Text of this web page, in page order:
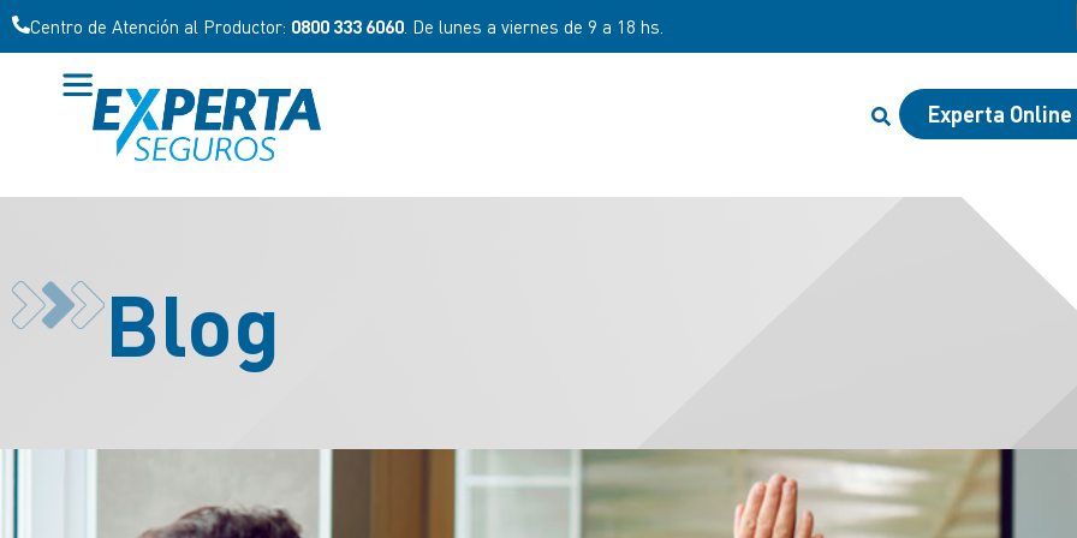
Centro de Atención al Productor: 0800 333 6060 . De lunes a viernes de 9 a 18 hs.
Experta Online
Blog